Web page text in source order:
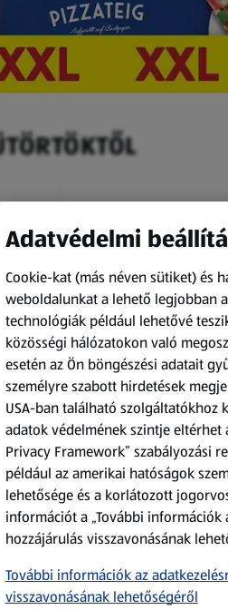
Amíg a készlet tart
XXL
ACTIMEL
Actimel joghurtital, 8
palack
0,8 kg
(1 186,25 Ft/1 kg)
949,00 Ft
Adatvédelmi
Cookie-kat (más néven sütiket) és
weboldalunkat a lehető legjobban
technológiák például lehetővé
közösségi hálózatokon való
esetén az Ön böngészési adatait
személyre szabott hirdetések
USA-ban található szolgáltatókhoz
adatok védelmének szintje eltérhet
Privacy Framework” szabályozási
például az amerikai hatóságok
lehetősége és a korlátozott
információt a „További
hozzájárulás visszavonásának
További információk az
visszavonásának lehetőségéről